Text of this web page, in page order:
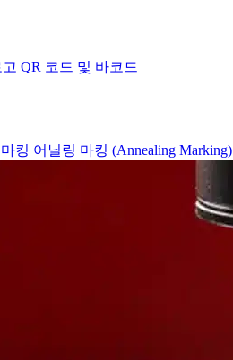
고 QR 코드 및 바코드
킹 어닐링 마킹 (Annealing Marking)